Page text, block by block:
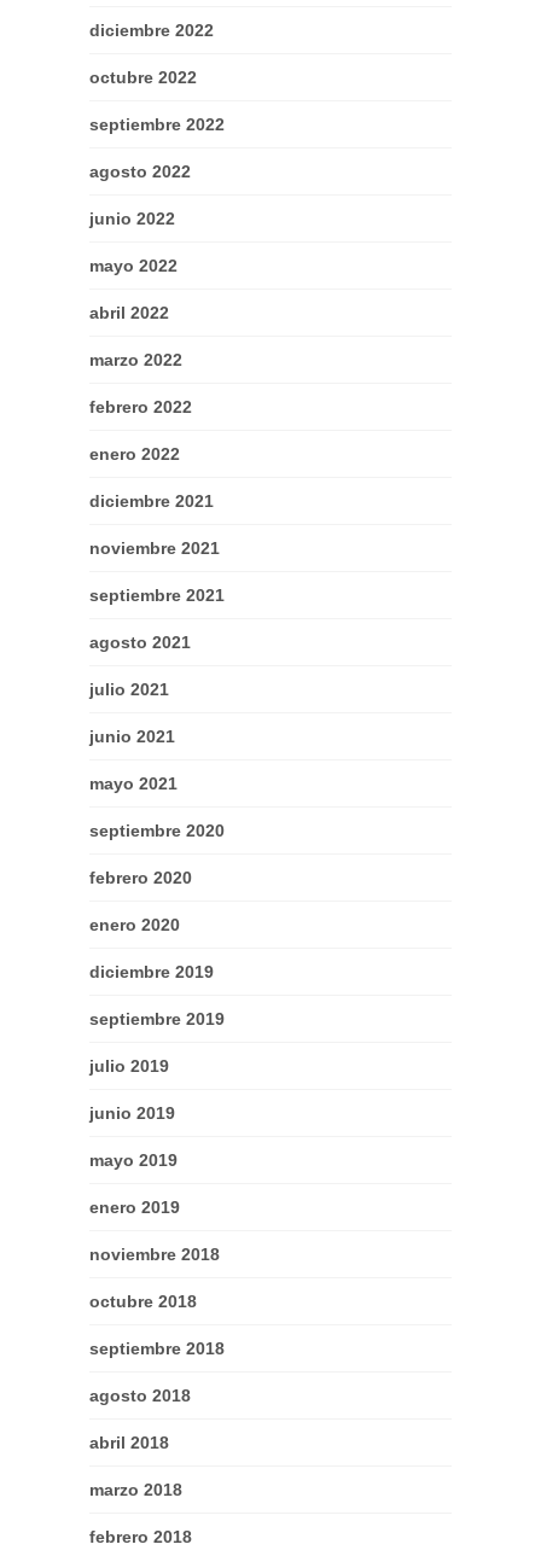
diciembre 2022
octubre 2022
septiembre 2022
agosto 2022
junio 2022
mayo 2022
abril 2022
marzo 2022
febrero 2022
enero 2022
diciembre 2021
noviembre 2021
septiembre 2021
agosto 2021
julio 2021
junio 2021
mayo 2021
septiembre 2020
febrero 2020
enero 2020
diciembre 2019
septiembre 2019
julio 2019
junio 2019
mayo 2019
enero 2019
noviembre 2018
octubre 2018
septiembre 2018
agosto 2018
abril 2018
marzo 2018
febrero 2018